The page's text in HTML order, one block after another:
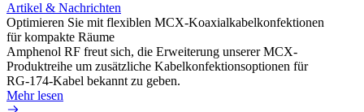
Artikel & Nachrichten
Optimieren Sie mit flexiblen MCX-Koaxialkabelkonfektionen
für kompakte Räume
Amphenol RF freut sich, die Erweiterung unserer MCX-
Produktreihe um zusätzliche Kabelkonfektionsoptionen für
RG-174-Kabel bekannt zu geben.
Mehr lesen